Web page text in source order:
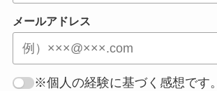
メールアドレス
※個人の経験に基づく感想です。